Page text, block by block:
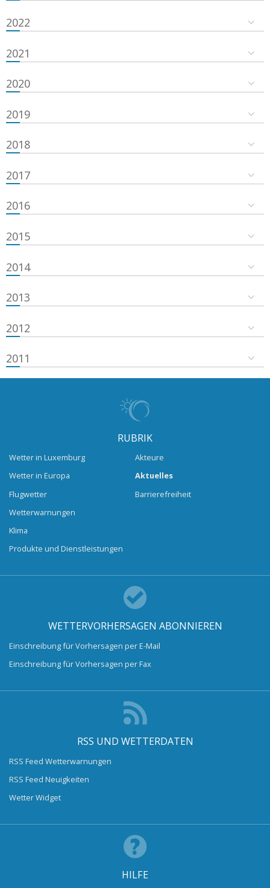
2022
2021
2020
2019
2018
2017
2016
2015
2014
2013
2012
2011
RUBRIK
Wetter in Luxemburg
Wetter in Europa
Flugwetter
Wetterwarnungen
Klima
Produkte und Dienstleistungen
Akteure
Aktuelles
Barrierefreiheit
WETTERVORHERSAGEN ABONNIEREN
Einschreibung für Vorhersagen per E-Mail
Einschreibung für Vorhersagen per Fax
RSS UND WETTERDATEN
RSS Feed Wetterwarnungen
RSS Feed Neuigkeiten
Wetter Widget
HILFE